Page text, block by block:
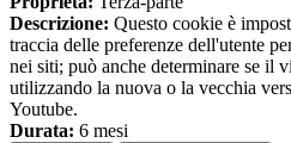
Descrizione: Questo cookie è
traccia delle preferenze dell'utente
nei siti; può anche determinare se il
utilizzando la nuova o la vecchia
Youtube.
Durata: 6 mesi